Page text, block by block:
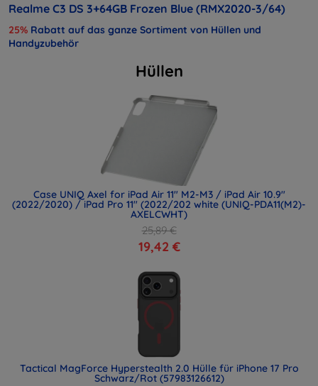
Realme C3 DS 3+64GB Frozen Blue (RMX2020-3/64)
25% Rabatt auf das ganze Sortiment von Hüllen und
Handyzubehör
Hüllen
Case UNIQ Axel for iPad Air 11" M2-M3 / iPad Air 10.9"
(2022/2020) / iPad Pro 11" (2022/202 white (UNIQ-PDA11(M2)-
AXELCWHT)
25,89 €
19,42 €
Tactical MagForce Hyperstealth 2.0 Hülle für iPhone 17 Pro
Schwarz/Rot (57983126612)